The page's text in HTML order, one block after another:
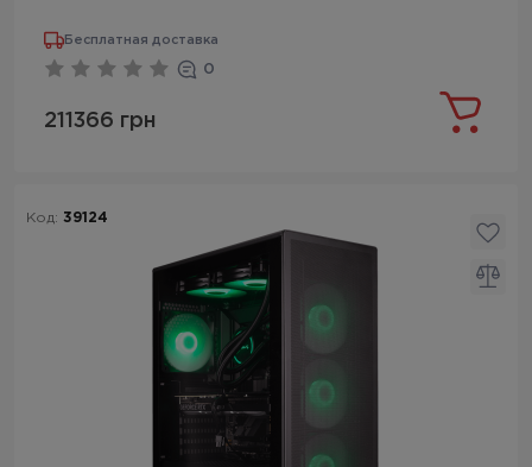
Бесплатная доставка
0
211366 грн
Код: 39124